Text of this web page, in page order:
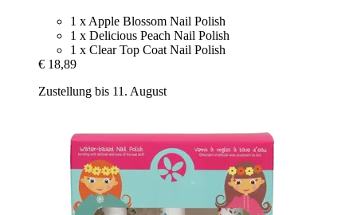
1 x Apple Blossom Nail Polish
1 x Delicious Peach Nail Polish
1 x Clear Top Coat Nail Polish
€ 18,89
Zustellung bis 11. August